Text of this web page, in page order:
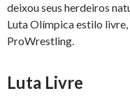
deixou seus herdeiros
Luta Olímpica estilo livre,
ProWrestling.
Luta Livre